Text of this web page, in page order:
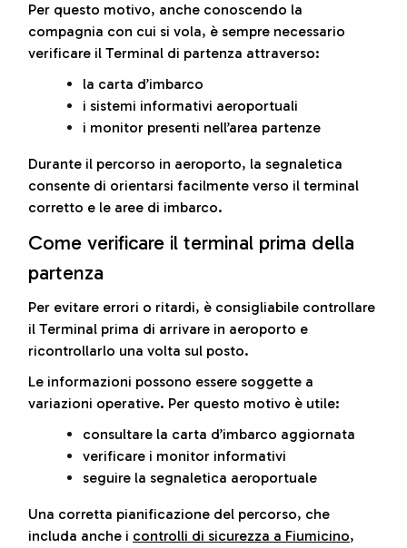
Per questo motivo, anche conoscendo la
compagnia con cui si vola, è sempre necessario
verificare il Terminal di partenza attraverso:
la carta d’imbarco
i sistemi informativi aeroportuali
i monitor presenti nell’area partenze
Durante il percorso in aeroporto, la segnaletica
consente di orientarsi facilmente verso il terminal
corretto e le aree di imbarco.
Come verificare il terminal prima della
partenza
Per evitare errori o ritardi, è consigliabile controllare
il Terminal prima di arrivare in aeroporto e
ricontrollarlo una volta sul posto.
Le informazioni possono essere soggette a
variazioni operative. Per questo motivo è utile:
consultare la carta d’imbarco aggiornata
verificare i monitor informativi
seguire la segnaletica aeroportuale
Una corretta pianificazione del percorso, che
includa anche i controlli di sicurezza a Fiumicino,